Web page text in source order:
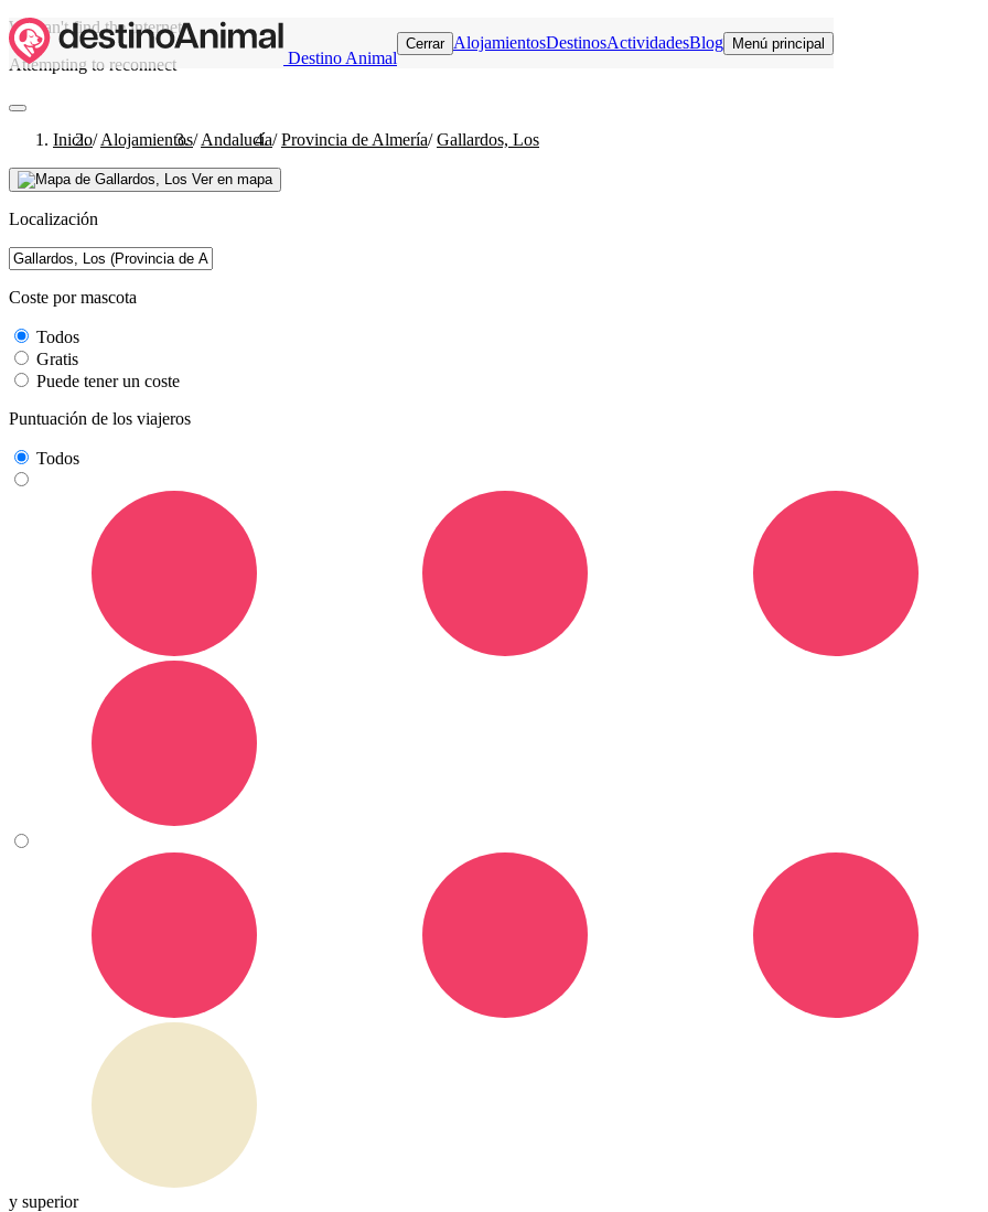
Destino Animal
Cerrar AlojamientosDestinosActividadesBlog Menú principal
We can't find the internet
Attempting to reconnect
Inicio/ Alojamientos/ Andalucía/ Provincia de Almería/ Gallardos, Los
Ver en mapa
Localización
Coste por mascota
Todos
Gratis
Puede tener un coste
Puntuación de los viajeros
Todos
y superior